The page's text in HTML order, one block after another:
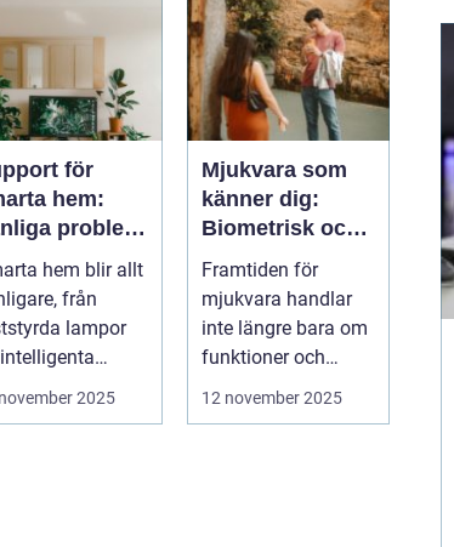
för
hem:
problem
IoT-enheter
hem blir allt
från
lampor
och ...
2025
Mjukvara som
känner dig:
Biometrisk och
beteendedriven
personalisering
Framtiden för
mjukvara handlar
inte längre bara om
funktioner och
användargränss...
12 november 2025